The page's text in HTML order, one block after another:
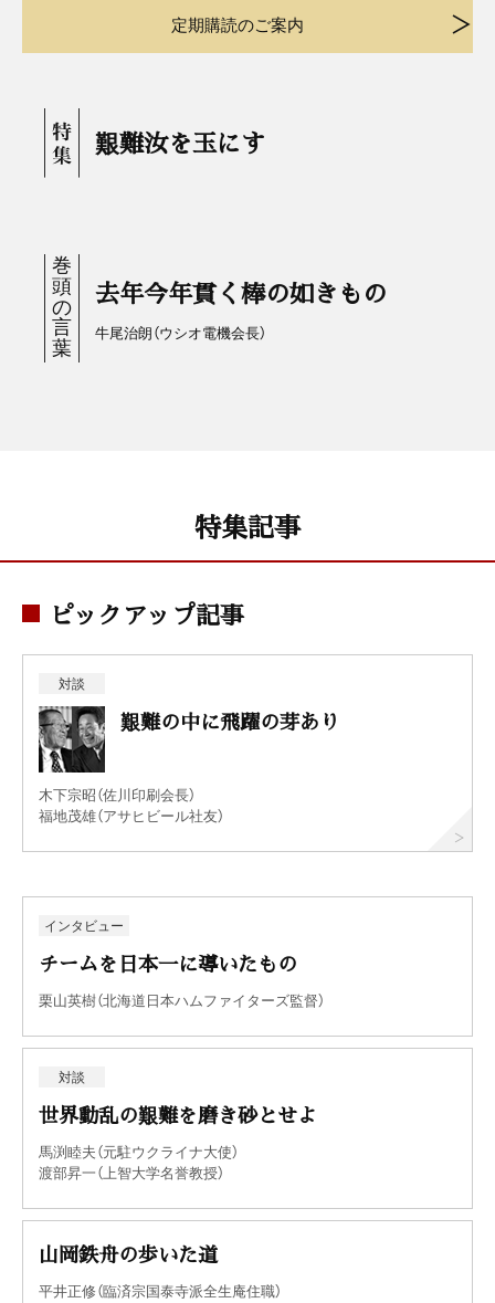
定期購読のご案内
艱難汝を玉にす
去年今年貫く棒の如きもの
牛尾治朗（ウシオ電機会長）
特集記事
ピックアップ記事
対談
艱難の中に飛躍の芽あり
木下宗昭（佐川印刷会長）
福地茂雄（アサヒビール社友）
インタビュー
チームを日本一に導いたもの
栗山英樹（北海道日本ハムファイターズ監督）
対談
世界動乱の艱難を磨き砂とせよ
馬渕睦夫（元駐ウクライナ大使）
渡部昇一（上智大学名誉教授）
山岡鉄舟の歩いた道
平井正修（臨済宗国泰寺派全生庵住職）